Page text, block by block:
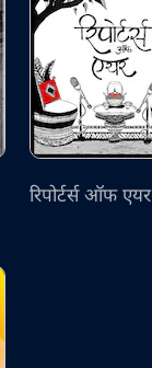
रिपोर्टर्स ऑफ एयर